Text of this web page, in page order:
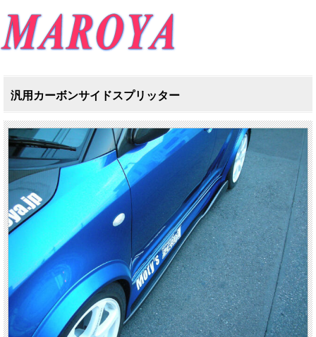
汎用カーボンサイドスプリッター